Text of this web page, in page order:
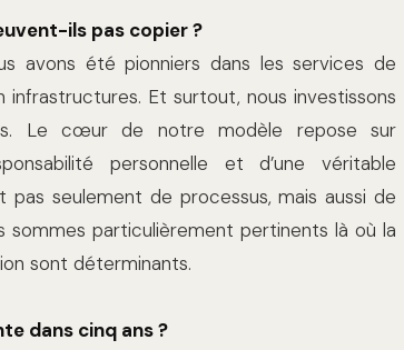
ils pas copier ?
avons été pionniers dans les services de
Et surtout, nous investissons
Le cœur de notre modèle repose sur
personnelle et d’une véritable
seulement de processus, mais aussi de
sommes particulièrement pertinents là où la
sont déterminants.
dans cinq ans ?